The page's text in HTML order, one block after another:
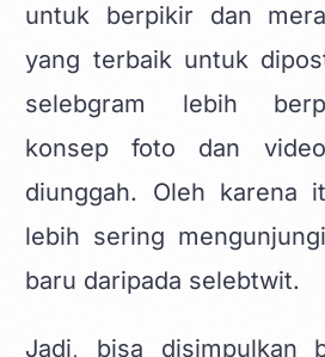
untuk berpikir dan
yang terbaik untuk
selebgram lebih
konsep foto dan
diunggah. Oleh karena
lebih sering
baru daripada selebtwit.
Jadi, bisa disimpulkan